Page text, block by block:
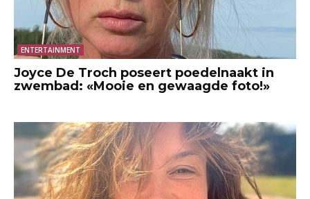
ENTERTAINMENT
Joyce De Troch poseert poedelnaakt in
zwembad: «Mooie en gewaagde foto!»